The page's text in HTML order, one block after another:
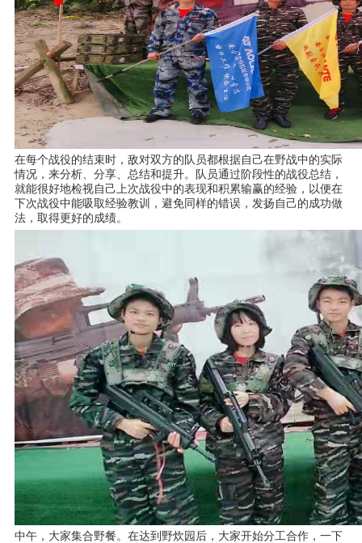
在每个战役的结束时，敌对双方的队员都根据自己在野战中的实际
情况，来分析、分享、总结和提升。队员通过阶段性的战役总结，
就能很好地检视自己上次战役中的表现和积累输赢的经验，以便在
下次战役中能吸取经验教训，避免同样的错误，发扬自己的成功做
法，取得更好的成绩。
中午，大家集合野餐。在达到野炊园后，大家开始分工合作，一下